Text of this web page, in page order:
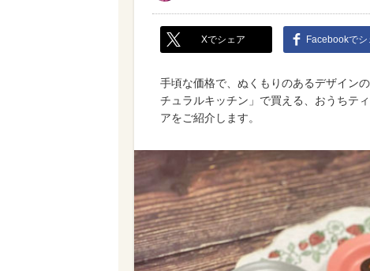
Xでシェア Facebookでシ
手頃な価格で、ぬくもりのあるデザイン
チュラルキッチン」で買える、おうちテ
アをご紹介します。